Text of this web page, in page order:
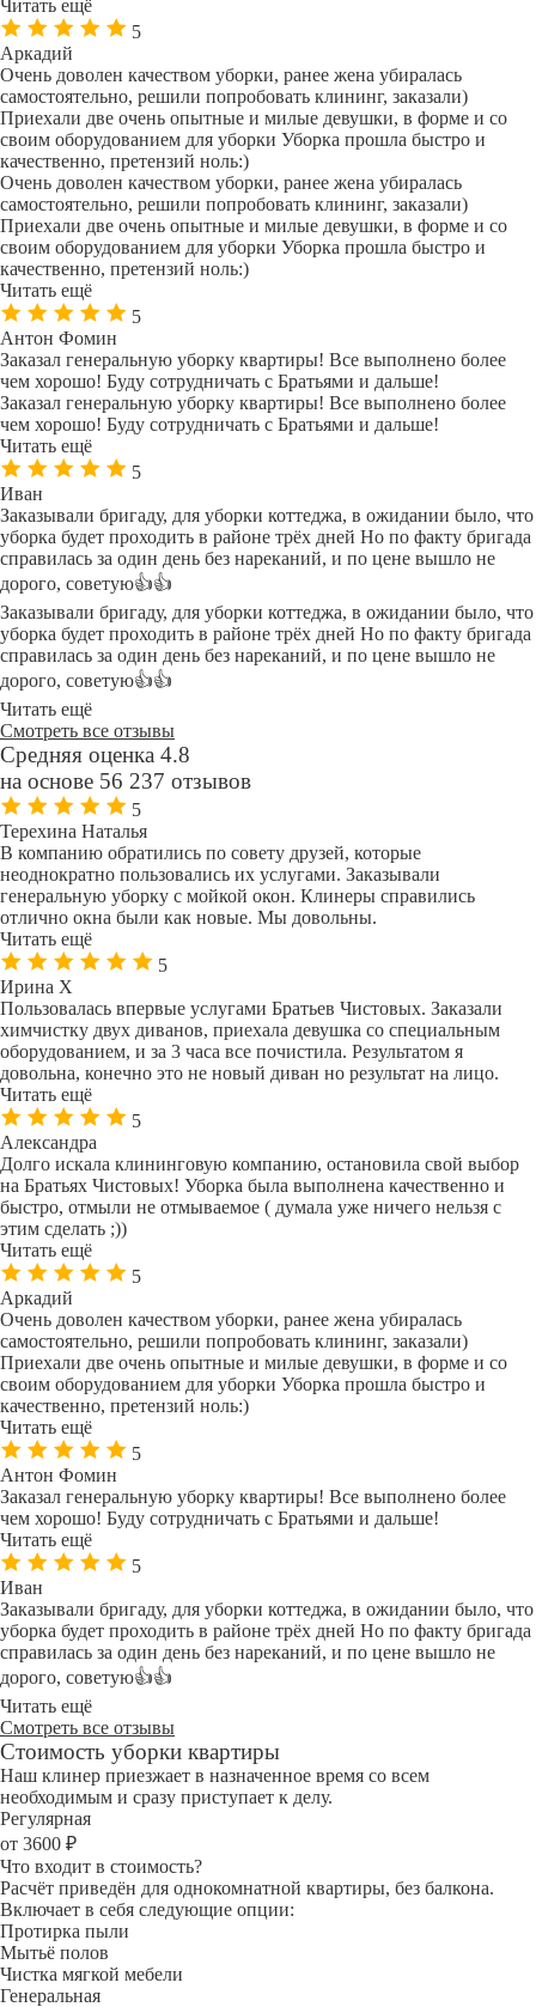
Читать ещё
5
Аркадий
Очень доволен качеством уборки, ранее жена убиралась
самостоятельно, решили попробовать клининг, заказали)
Приехали две очень опытные и милые девушки, в форме и со
своим оборудованием для уборки Уборка прошла быстро и
качественно, претензий ноль:)
Очень доволен качеством уборки, ранее жена убиралась
самостоятельно, решили попробовать клининг, заказали)
Приехали две очень опытные и милые девушки, в форме и со
своим оборудованием для уборки Уборка прошла быстро и
качественно, претензий ноль:)
Читать ещё
5
Антон Фомин
Заказал генеральную уборку квартиры! Все выполнено более
чем хорошо! Буду сотрудничать с Братьями и дальше!
Заказал генеральную уборку квартиры! Все выполнено более
чем хорошо! Буду сотрудничать с Братьями и дальше!
Читать ещё
5
Иван
Заказывали бригаду, для уборки коттеджа, в ожидании было, что
уборка будет проходить в районе трёх дней Но по факту бригада
справилась за один день без нареканий, и по цене вышло не
дорого, советую👍👍
Заказывали бригаду, для уборки коттеджа, в ожидании было, что
уборка будет проходить в районе трёх дней Но по факту бригада
справилась за один день без нареканий, и по цене вышло не
дорого, советую👍👍
Читать ещё
Смотреть все отзывы
Средняя оценка 4.8
на основе 56 237 отзывов
5
Терехина Наталья
В компанию обратились по совету друзей, которые
неоднократно пользовались их услугами. Заказывали
генеральную уборку с мойкой окон. Клинеры справились
отлично окна были как новые. Мы довольны.
Читать ещё
5
Ирина Х
Пользовалась впервые услугами Братьев Чистовых. Заказали
химчистку двух диванов, приехала девушка со специальным
оборудованием, и за 3 часа все почистила. Результатом я
довольна, конечно это не новый диван но результат на лицо.
Читать ещё
5
Александра
Долго искала клининговую компанию, остановила свой выбор
на Братьях Чистовых! Уборка была выполнена качественно и
быстро, отмыли не отмываемое ( думала уже ничего нельзя с
этим сделать ;))
Читать ещё
5
Аркадий
Очень доволен качеством уборки, ранее жена убиралась
самостоятельно, решили попробовать клининг, заказали)
Приехали две очень опытные и милые девушки, в форме и со
своим оборудованием для уборки Уборка прошла быстро и
качественно, претензий ноль:)
Читать ещё
5
Антон Фомин
Заказал генеральную уборку квартиры! Все выполнено более
чем хорошо! Буду сотрудничать с Братьями и дальше!
Читать ещё
5
Иван
Заказывали бригаду, для уборки коттеджа, в ожидании было, что
уборка будет проходить в районе трёх дней Но по факту бригада
справилась за один день без нареканий, и по цене вышло не
дорого, советую👍👍
Читать ещё
Смотреть все отзывы
Стоимость уборки квартиры
Наш клинер приезжает в назначенное время со всем
необходимым и сразу приступает к делу.
Регулярная
от 3600 ₽
Что входит в стоимость?
Расчёт приведён для однокомнатной квартиры, без балкона.
Включает в себя следующие опции:
Протирка пыли
Мытьё полов
Чистка мягкой мебели
Генеральная